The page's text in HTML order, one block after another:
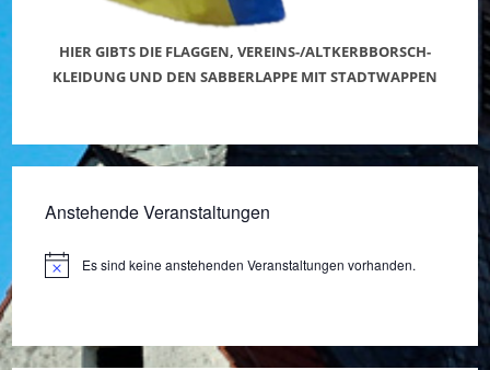
HIER GIBTS DIE FLAGGEN, VEREINS-/ALTKERBBORSCH-
KLEIDUNG UND DEN SABBERLAPPE MIT STADTWAPPEN
Anstehende Veranstaltungen
H
e
i
Es sind keine anstehenden Veranstaltungen vorhanden.